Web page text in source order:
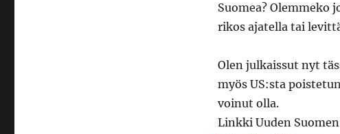
Suomea? Olemmeko
rikos ajatella tai
Olen julkaissut nyt
myös US:sta
voinut olla.
Linkki Uuden